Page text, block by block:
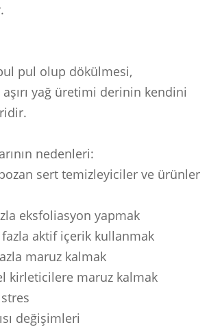
pul olup dökülmesi,
yağ üretimi derinin kendini
nedenleri:
sert temizleyiciler ve ürünler
eksfoliasyon yapmak
fazla aktif içerik kullanmak
maruz kalmak
kirleticilere maruz kalmak
değişimleri